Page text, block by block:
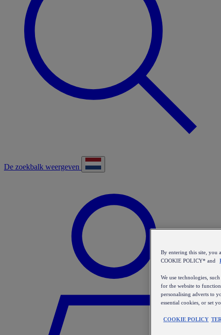
De zoekbalk weergeven
By entering this site, you
COOKIE POLICY* and
We use technologies,
for the website to
personalising adverts to
essential cookies, or set
COOKIE POLICY